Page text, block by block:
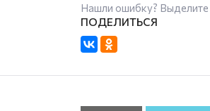
Нашли ошибку? Выделите